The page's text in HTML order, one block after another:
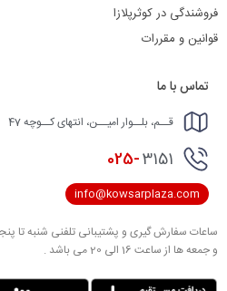
فروشندگی در کوثرپلازا
قوانین و مقررات
تماس با ما
قــم، بلــوار امیــن، انتهای کــوچه 47
025-3151
info@kowsarplaza.com
ساعات سفارش گیری و پشتیبانی تلفنی شنبه تا پنجشنبه
و جمعه ها از ساعت 16 الی 20 می باشد .